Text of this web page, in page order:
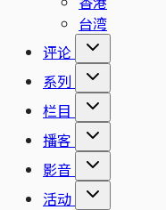
台湾
评论
系列
栏目
播客
影音
活动